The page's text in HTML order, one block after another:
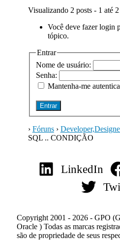
Visualizando 2 posts - 1 até
Você deve fazer login
tópico.
Entrar
Nome de usuário:
Senha:
Mantenha-me
Entrar
› Fóruns ›
SQL .. CONDIÇÃO
LinkedIn
Copyright 2001 - 2026 - GPO
Oracle ) Todas as marcas
são de propriedade de seus